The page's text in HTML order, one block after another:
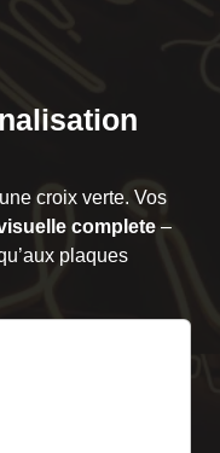
croix verte. Vos
complete –
plaques